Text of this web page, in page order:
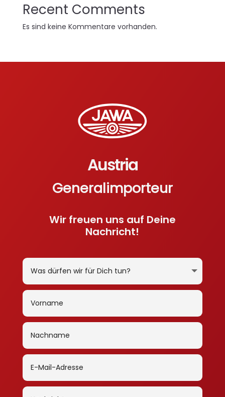
Recent Comments
Es sind keine Kommentare vorhanden.
Austria
Generalimporteur
Wir freuen uns auf Deine
Nachricht!